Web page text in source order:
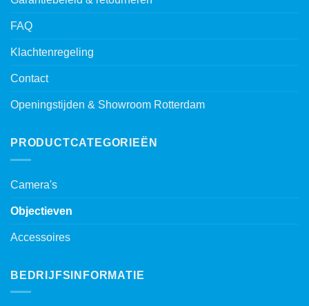
FAQ
Klachtenregeling
Contact
Openingstijden & Showroom Rotterdam
PRODUCTCATEGORIEËN
Camera's
Objectieven
Accessoires
BEDRIJFSINFORMATIE